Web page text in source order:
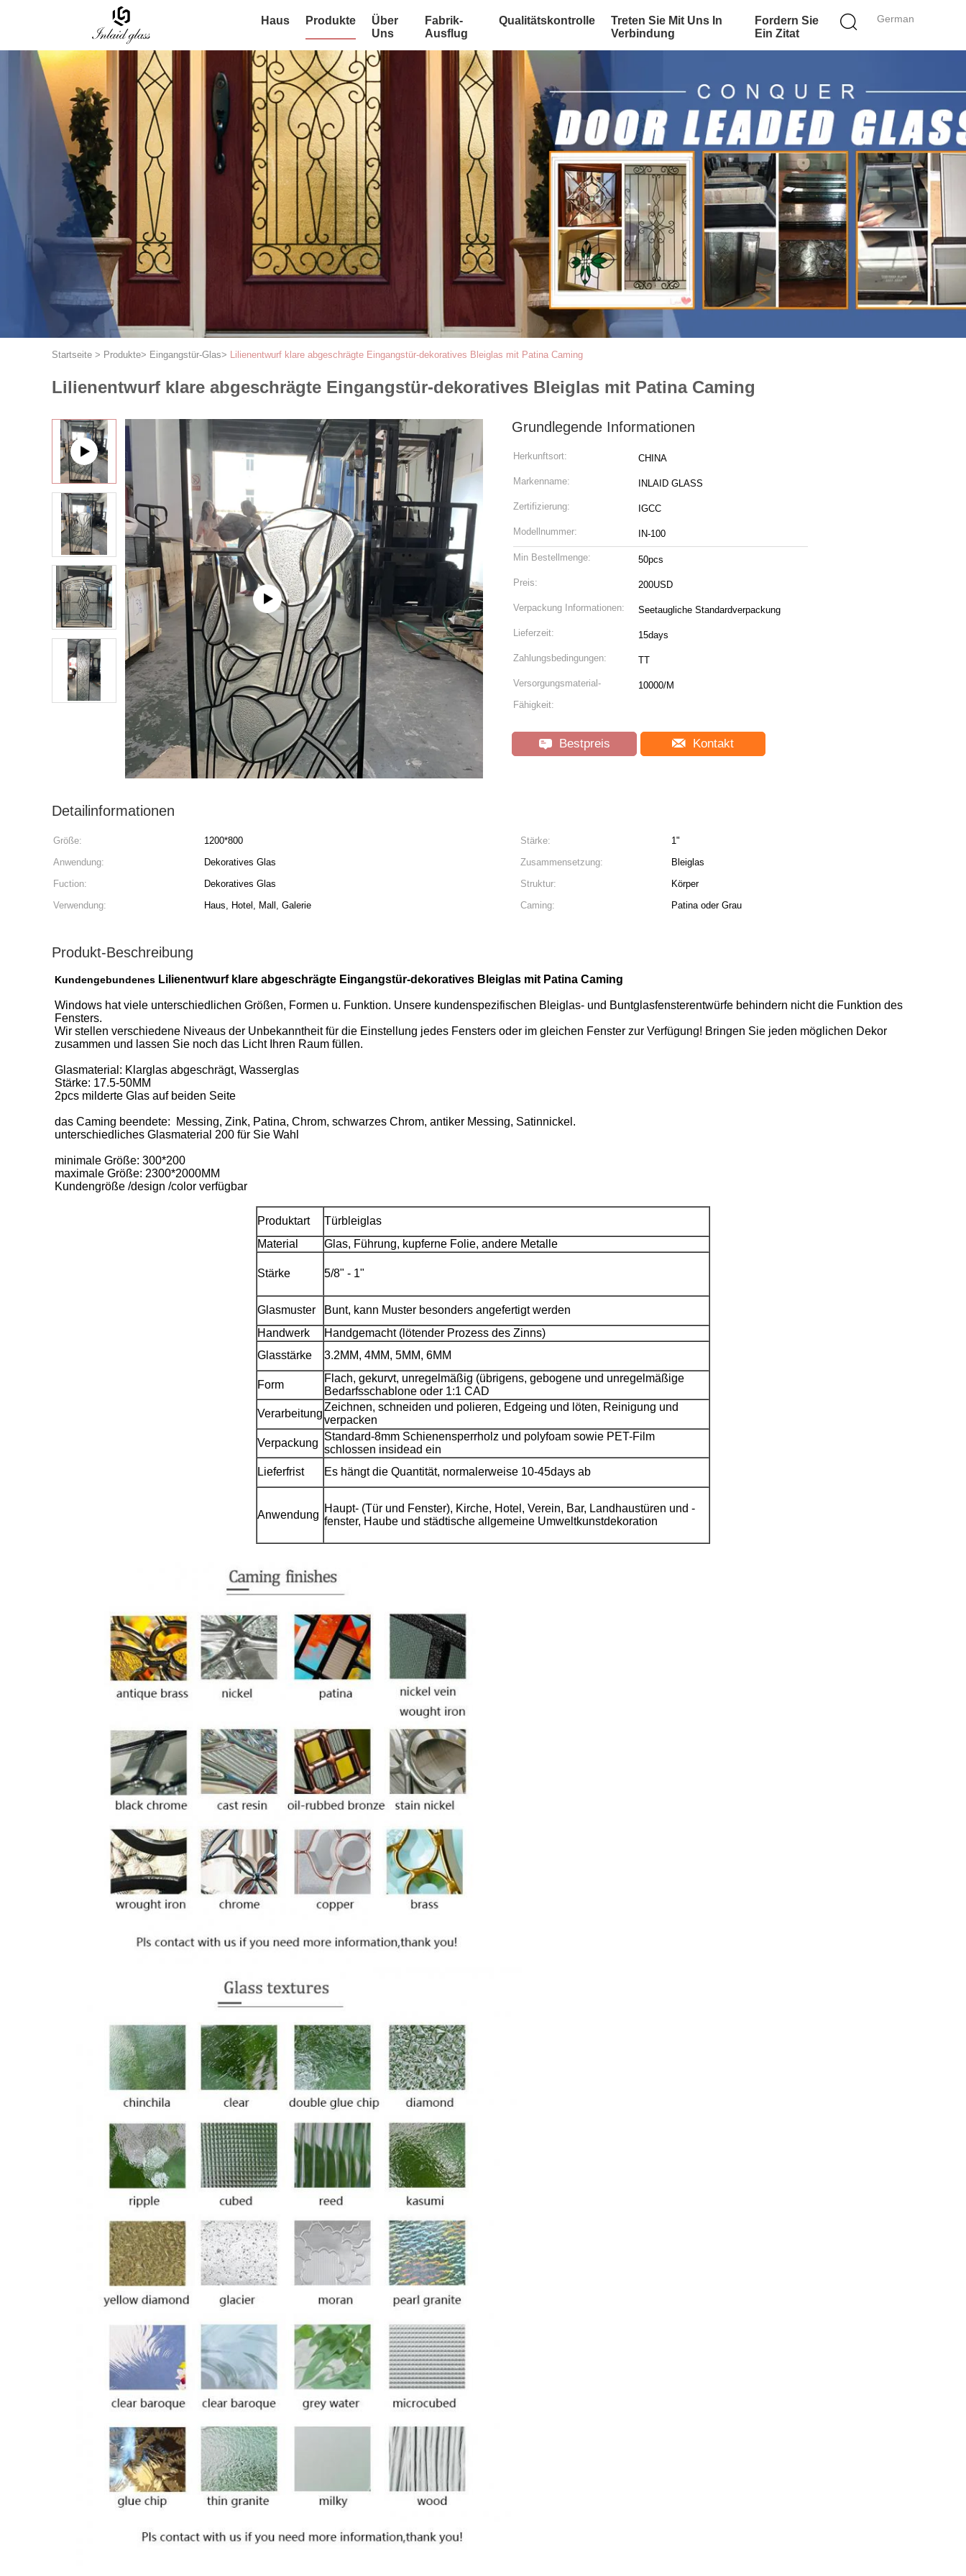
German
Haus Produkte
Über
Uns
Fabrik-
Ausflug
Qualitätskontrolle
Treten Sie Mit Uns In
Verbindung
Fordern Sie
Ein Zitat
Startseite > Produkte> Eingangstür-Glas> Lilienentwurf klare abgeschrägte Eingangstür-dekoratives Bleiglas mit Patina Caming
Lilienentwurf klare abgeschrägte Eingangstür-dekoratives Bleiglas mit Patina Caming
Grundlegende Informationen
Herkunftsort: CHINA
Markenname: INLAID GLASS
Zertifizierung: IGCC
Modellnummer: IN-100
Min Bestellmenge: 50pcs
Preis: 200USD
Verpackung Informationen: Seetaugliche Standardverpackung
Lieferzeit: 15days
Zahlungsbedingungen: TT
Versorgungsmaterial-
Fähigkeit:
10000/M
Bestpreis Kontakt
Detailinformationen
Größe: 1200*800 Stärke:
1"
Anwendung:
Dekoratives Glas Zusammensetzung:
Bleiglas
Fuction:
Dekoratives Glas Struktur:
Körper
Verwendung:
Haus, Hotel, Mall, Galerie Caming: Patina oder Grau
Produkt-Beschreibung
Kundengebundenes Lilienentwurf klare abgeschrägte Eingangstür-dekoratives Bleiglas mit Patina Caming
Windows hat viele unterschiedlichen Größen, Formen u. Funktion. Unsere kundenspezifischen Bleiglas- und Buntglasfensterentwürfe behindern nicht die Funktion des
Fensters.
Wir stellen verschiedene Niveaus der Unbekanntheit für die Einstellung jedes Fensters oder im gleichen Fenster zur Verfügung! Bringen Sie jeden möglichen Dekor
zusammen und lassen Sie noch das Licht Ihren Raum füllen.
Glasmaterial: Klarglas abgeschrägt, Wasserglas
Stärke: 17.5-50MM
2pcs milderte Glas auf beiden Seite
das Caming beendete: Messing, Zink, Patina, Chrom, schwarzes Chrom, antiker Messing, Satinnickel.
unterschiedliches Glasmaterial 200 für Sie Wahl
minimale Größe: 300*200
maximale Größe: 2300*2000MM
Kundengröße /design /color verfügbar
Produktart
Türbleiglas
Material
Glas, Führung, kupferne Folie, andere Metalle
Stärke 5/8" - 1"
Glasmuster
Bunt, kann Muster besonders angefertigt werden
Handwerk
Handgemacht (lötender Prozess des Zinns)
Glasstärke
3.2MM, 4MM, 5MM, 6MM
Form
Flach, gekurvt, unregelmäßig (übrigens, gebogene und unregelmäßige
Bedarfsschablone oder 1:1 CAD
Verarbeitung
Zeichnen, schneiden und polieren, Edgeing und löten, Reinigung und
verpacken
Verpackung
Standard-8mm Schienensperrholz und polyfoam sowie PET-Film
schlossen insidead ein
Lieferfrist
Es hängt die Quantität, normalerweise 10-45days ab
Anwendung
Haupt- (Tür und Fenster), Kirche, Hotel, Verein, Bar, Landhaustüren und -
fenster, Haube und städtische allgemeine Umweltkunstdekoration